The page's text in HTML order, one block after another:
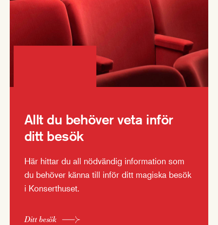
Allt du behöver veta inför
ditt besök
Här hittar du all nödvändig information som
du behöver känna till inför ditt magiska besök
i Konserthuset.
Ditt besök